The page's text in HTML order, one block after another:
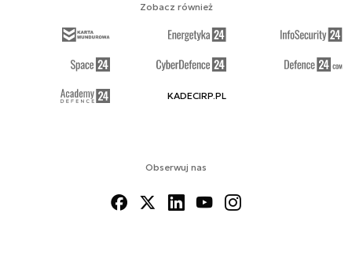
Obserwuj nas
Zobacz również
KADECIRP.PL